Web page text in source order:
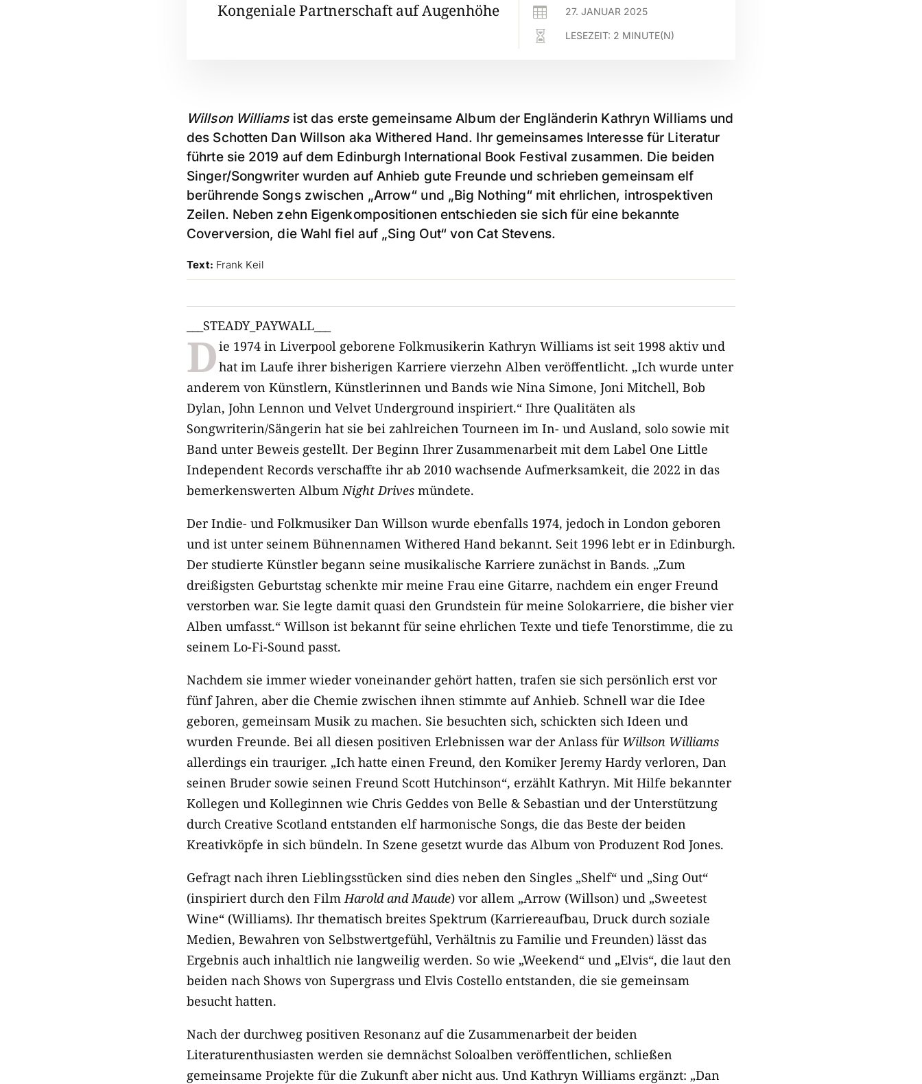
Kongeniale Partnerschaft auf Augenhöhe  27. JANUAR 2025
 LESEZEIT: 2 MINUTE(N)
Willson Williamsist das erste gemeinsame Album der Engländerin Kathryn Williams und
des Schotten Dan Willson aka Withered Hand. Ihr gemeinsames Interesse für Literatur
führte sie 2019 auf dem Edinburgh International Book Festival zusammen. Die beiden
Singer/Songwriter wurden auf Anhieb gute Freunde und schrieben gemeinsam elf
berührende Songs zwischen „Arrow“ und „Big Nothing“ mit ehrlichen, introspektiven
Zeilen. Neben zehn Eigenkompositionen entschieden sie sich für eine bekannte
Coverversion, die Wahl fiel auf „Sing Out“ von Cat Stevens.
Text: Frank Keil
___STEADY_PAYWALL___
Die 1974 in Liverpool geborene Folkmusikerin Kathryn Williams ist seit 1998 aktiv und
hat im Laufe ihrer bisherigen Karriere vierzehn Alben veröffentlicht. „Ich wurde unter
anderem von Künstlern, Künstlerinnen und Bands wie Nina Simone, Joni Mitchell, Bob
Dylan, John Lennon und Velvet Underground inspiriert.“ Ihre Qualitäten als
Songwriterin/Sängerin hat sie bei zahlreichen Tourneen im In- und Ausland, solo sowie mit
Band unter Beweis gestellt. Der Beginn Ihrer Zusammenarbeit mit dem Label One Little
Independent Records verschaffte ihr ab 2010 wachsende Aufmerksamkeit, die 2022 in das
bemerkenswerten AlbumNight Drives mündete.
Der Indie- und Folkmusiker Dan Willson wurde ebenfalls 1974, jedoch in London geboren
und ist unter seinem Bühnennamen Withered Hand bekannt. Seit 1996 lebt er in Edinburgh.
Der studierte Künstler begann seine musikalische Karriere zunächst in Bands. „Zum
dreißigsten Geburtstag schenkte mir meine Frau eine Gitarre, nachdem ein enger Freund
verstorben war. Sie legte damit quasi den Grundstein für meine Solokarriere, die bisher vier
Alben umfasst.“ Willson ist bekannt für seine ehrlichen Texte und tiefe Tenorstimme, die zu
seinem Lo-Fi-Sound passt.
Nachdem sie immer wieder voneinander gehört hatten, trafen sie sich persönlich erst vor
fünf Jahren, aber die Chemie zwischen ihnen stimmte auf Anhieb. Schnell war die Idee
geboren, gemeinsam Musik zu machen. Sie besuchten sich, schickten sich Ideen und
wurden Freunde. Bei all diesen positiven Erlebnissen war der Anlass für Willson Williams
allerdings ein trauriger. „Ich hatte einen Freund, den Komiker Jeremy Hardy verloren, Dan
seinen Bruder sowie seinen Freund Scott Hutchinson“, erzählt Kathryn. Mit Hilfe bekannter
Kollegen und Kolleginnen wie Chris Geddes von Belle & Sebastian und der Unterstützung
durch Creative Scotland entstanden elf harmonische Songs, die das Beste der beiden
Kreativköpfe in sich bündeln. In Szene gesetzt wurde das Album von Produzent Rod Jones.
Gefragt nach ihren Lieblingsstücken sind dies neben den Singles „Shelf“ und „Sing Out“
(inspiriert durch den FilmHarold and Maude) vor allem „Arrow (Willson) und „Sweetest
Wine“ (Williams). Ihr thematisch breites Spektrum (Karriereaufbau, Druck durch soziale
Medien, Bewahren von Selbstwertgefühl, Verhältnis zu Familie und Freunden) lässt das
Ergebnis auch inhaltlich nie langweilig werden. So wie „Weekend“ und „Elvis“, die laut den
beiden nach Shows von Supergrass und Elvis Costello entstanden, die sie gemeinsam
besucht hatten.
Nach der durchweg positiven Resonanz auf die Zusammenarbeit der beiden
Literaturenthusiasten werden sie demnächst Soloalben veröffentlichen, schließen
gemeinsame Projekte für die Zukunft aber nicht aus. Und Kathryn Williams ergänzt: „Dan